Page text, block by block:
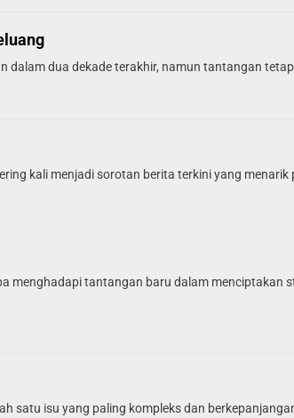
dalam dua dekade terakhir, namun tantangan
kali menjadi sorotan berita terkini yang menarik
menghadapi tantangan baru dalam menciptakan
satu isu yang paling kompleks dan